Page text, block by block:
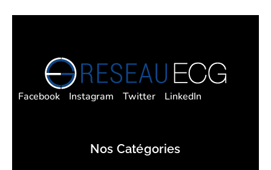
Facebook Instagram Twitter LinkedIn
Nos Catégories